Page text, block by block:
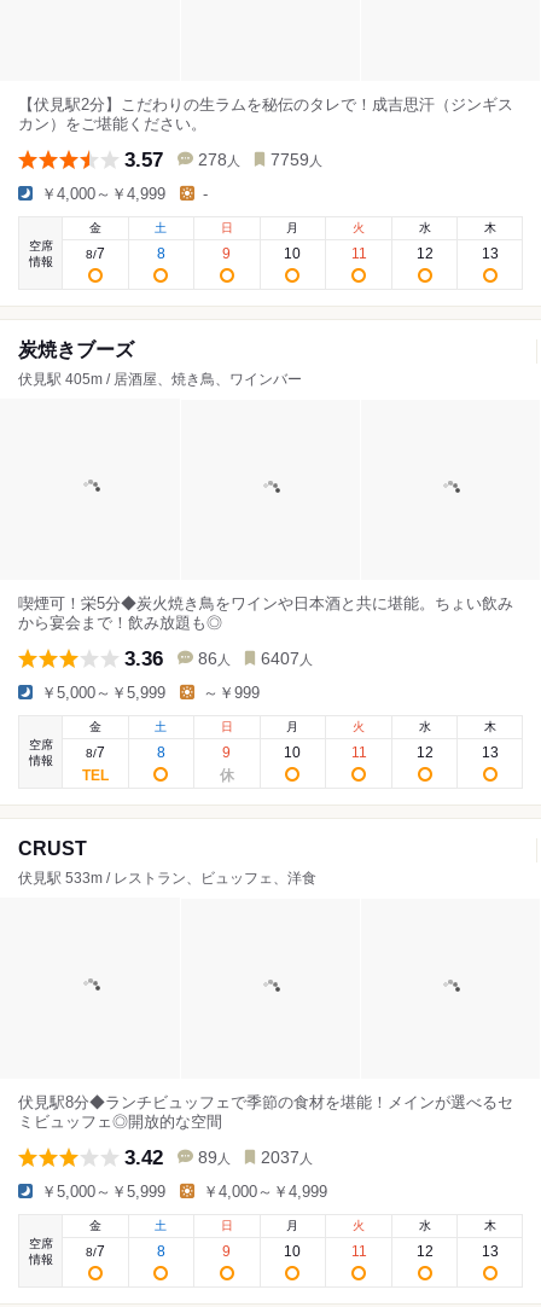
【伏見駅2分】こだわりの生ラムを秘伝のタレで！成吉思汗（ジンギス
カン）をご堪能ください。
3.57 278 人 7759 人
￥4,000～￥4,999 -
空席
情報
金
8/7
土
8
日
9
月
10
火
11
水
12
木
13
炭焼きブーズ
伏見駅 405m / 居酒屋、焼き鳥、ワインバー
喫煙可！栄5分◆炭火焼き鳥をワインや日本酒と共に堪能。ちょい飲み
から宴会まで！飲み放題も◎
3.36 86 人 6407 人
￥5,000～￥5,999 ～￥999
空席
情報
金
8/7
土
8
日
9
月
10
火
11
水
12
木
13
CRUST
伏見駅 533m / レストラン、ビュッフェ、洋食
伏見駅8分◆ランチビュッフェで季節の食材を堪能！メインが選べるセ
ミビュッフェ◎開放的な空間
3.42 89 人 2037 人
￥5,000～￥5,999 ￥4,000～￥4,999
空席
情報
金
8/7
土
8
日
9
月
10
火
11
水
12
木
13